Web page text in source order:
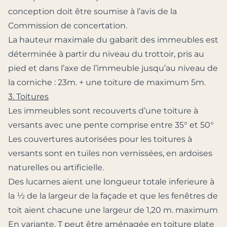
conception doit être soumise à l’avis de la
Commission de concertation.
La hauteur maximale du gabarit des immeubles est
déterminée à partir du niveau du trottoir, pris au
pied et dans l’axe de l’immeuble jusqu’au niveau de
la corniche : 23m. + une toiture de maximum 5m.
3. Toitures
Les immeubles sont recouverts d’une toiture à
versants avec une pente comprise entre 35° et 50°
Les couvertures autorisées pour les toitures à
versants sont en tuiles non vernissées, en ardoises
naturelles ou artificielle.
Des lucarnes aient une longueur totale inferieure à
la ½ de la largeur de la façade et que les fenêtres de
toit aient chacune une largeur de 1,20 m. maximum
En variante, T peut être aménagée en toiture plate